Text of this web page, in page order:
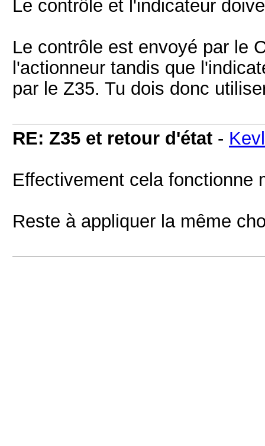
Le contrôle et l'indicateur
Le contrôle est envoyé par le
l'actionneur tandis que
par le Z35. Tu dois donc
RE: Z35 et retour d'état -
Effectivement cela fonctionne
Reste à appliquer la même